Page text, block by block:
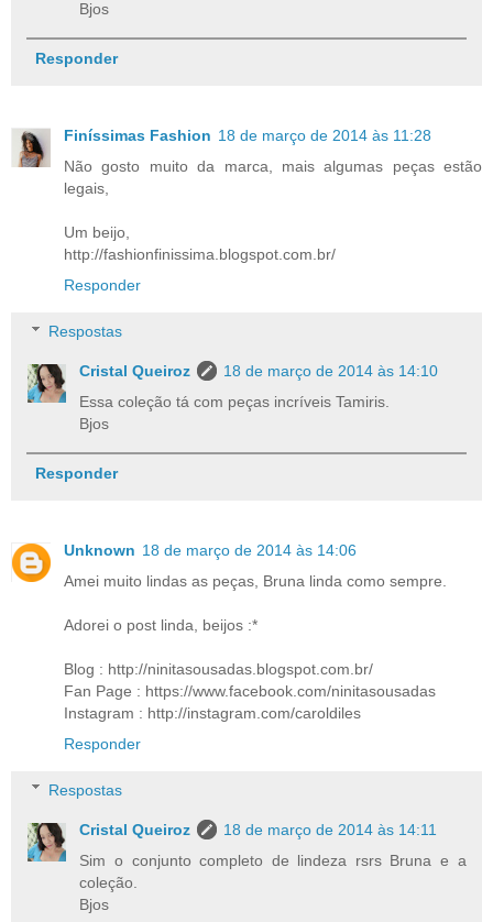
Bjos
Responder
Finíssimas Fashion 18 de março de 2014 às 11:28
Não gosto muito da marca, mais algumas peças estão
legais,
Um beijo,
http://fashionfinissima.blogspot.com.br/
Responder
Respostas
Cristal Queiroz
18 de março de 2014 às 14:10
Essa coleção tá com peças incríveis Tamiris.
Bjos
Responder
Unknown 18 de março de 2014 às 14:06
Amei muito lindas as peças, Bruna linda como sempre.
Adorei o post linda, beijos :*
Blog : http://ninitasousadas.blogspot.com.br/
Fan Page : https://www.facebook.com/ninitasousadas
Instagram : http://instagram.com/caroldiles
Responder
Respostas
Cristal Queiroz
18 de março de 2014 às 14:11
Sim o conjunto completo de lindeza rsrs Bruna e a
coleção.
Bjos